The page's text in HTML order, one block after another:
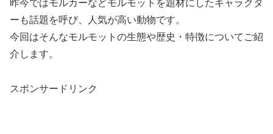
昨今ではモルカーなどモルモットを題材にしたキャラクタ
ーも話題を呼び、人気が高い動物です。
今回はそんなモルモットの生態や歴史・特徴についてご紹
介します。
スポンサードリンク